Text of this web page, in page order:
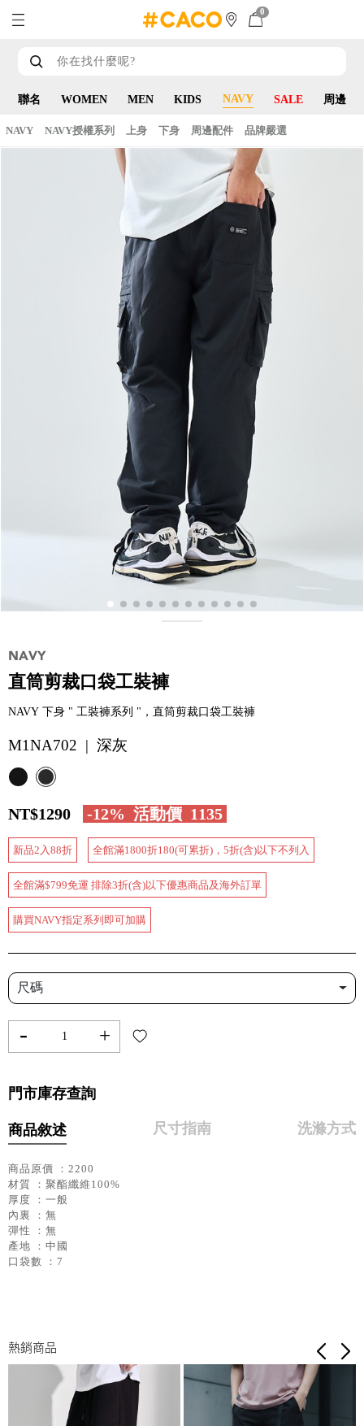
0
聯名 WOMEN MEN KIDS NAVY SALE 周邊
NAVY NAVY授權系列 上身 下身 周邊配件 品牌嚴選
直筒剪裁口袋工裝褲
NAVY 下身 " 工裝褲系列 "，直筒剪裁口袋工裝褲
M1NA702 | 深灰
NT$1290 -12% 活動價 1135
新品2入88折 全館滿1800折180(可累折)，5折(含)以下不列入
全館滿$799免運 排除3折(含)以下優惠商品及海外訂單
購買NAVY指定系列即可加購
尺碼
- +
門市庫存查詢
商品敘述 尺寸指南 洗滌方式
商品原價 ：2200
材質 ：聚酯纖維100%
厚度 ：一般
內裏 ：無
彈性 ：無
產地 ：中國
口袋數 ：7
熱銷商品